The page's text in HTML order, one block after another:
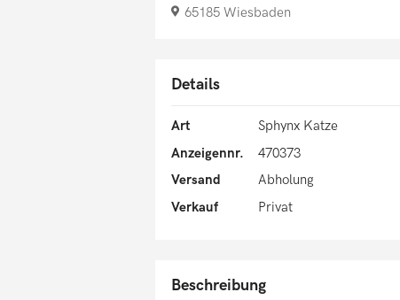
65185 Wiesbaden
Details
Art
Sphynx Katze
Anzeigennr.
470373
Versand
Abholung
Verkauf
Privat
Beschreibung